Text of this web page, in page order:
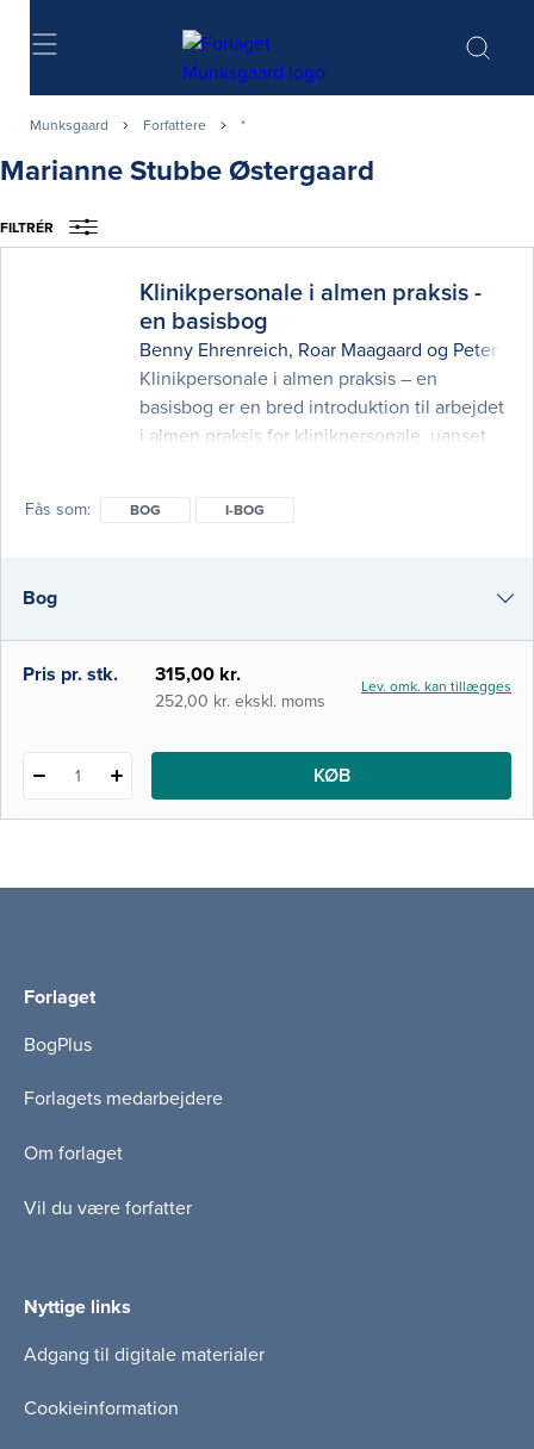
Søg
Munksgaard Forfattere *
Marianne Stubbe Østergaard
FILTRÉR
Klinikpersonale i almen praksis -
en basisbog
Benny Ehrenreich, Roar Maagaard og Peter
Klinikpersonale i almen praksis – en
basisbog er en bred introduktion til arbejdet
i almen praksis for klinikpersonale, uanset
opbygning, organiseringen af almen praksis
almindeligt, at arbejdsopgaver forskyde
Fås som BOG I-BOG
Bog
i-bog
Pris pr. stk. 315,00 kr.
252,00 kr. ekskl. moms
Lev. omk. kan tillægges
1 KØB
Forlaget
BogPlus
Forlagets medarbejdere
Om forlaget
Vil du være forfatter
Nyttige links
Adgang til digitale materialer
Cookieinformation